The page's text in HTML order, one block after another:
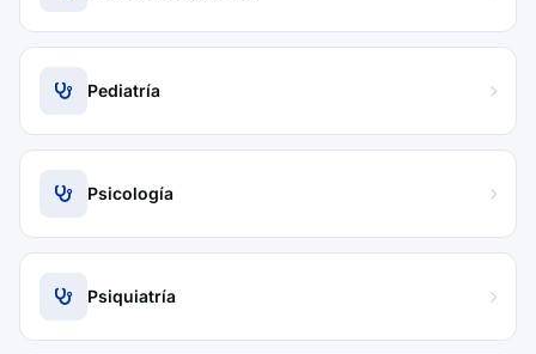
Pediatría
Psicología
Psiquiatría